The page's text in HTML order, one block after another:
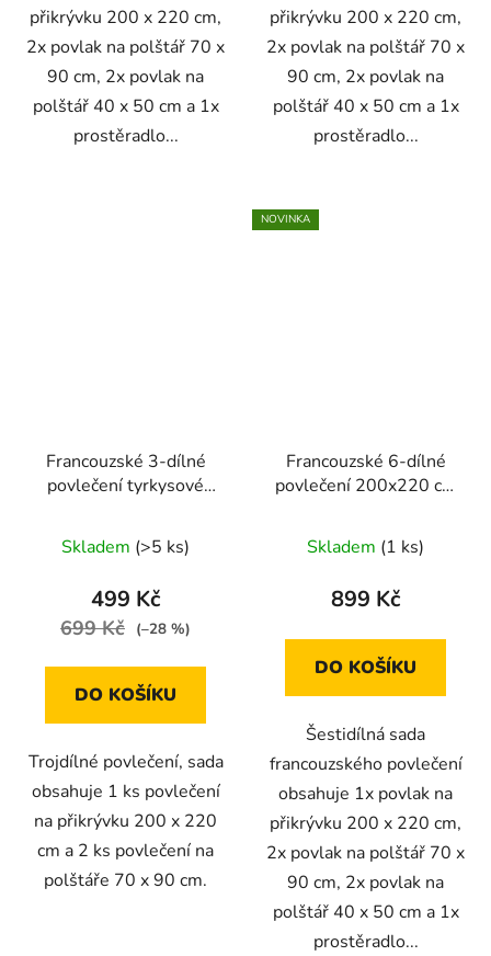
přikrývku 200 x 220 cm,
2x povlak na polštář 70 x
90 cm, 2x povlak na
polštář 40 x 50 cm a 1x
prostěradlo...
přikrývku 200 x 220 cm,
2x povlak na polštář 70 x
90 cm, 2x povlak na
polštář 40 x 50 cm a 1x
prostěradlo...
Francouzské 3-dílné
povlečení tyrkysové
vzory 200x220 cm
Skladem (>5 ks)
499 Kč
699 Kč (–28 %)
DO KOŠÍKU
Trojdílné povlečení, sada
obsahuje 1 ks povlečení
na přikrývku 200 x 220
cm a 2 ks povlečení na
polštáře 70 x 90 cm.
NOVINKA
Francouzské 6-dílné
povlečení 200x220 cm
listů)
Skladem (1 ks)
899 Kč
DO KOŠÍKU
Šestidílná sada
francouzského povlečení
obsahuje 1x povlak na
přikrývku 200 x 220 cm,
2x povlak na polštář 70 x
90 cm, 2x povlak na
polštář 40 x 50 cm a 1x
prostěradlo...